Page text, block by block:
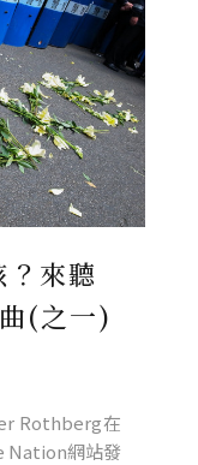
來聽
(之一)
Rothberg在
Nation網站發